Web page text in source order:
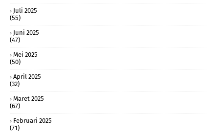
Juli 2025
(55)
Juni 2025
(47)
Mei 2025
(50)
April 2025
(32)
Maret 2025
(67)
Februari 2025
(71)